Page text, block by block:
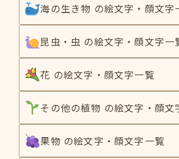
海の生き物 の絵文字・顔文字
昆虫・虫 の絵文字・顔文字一
花 の絵文字・顔文字一覧
その他の植物 の絵文字・顔文
果物 の絵文字・顔文字一覧